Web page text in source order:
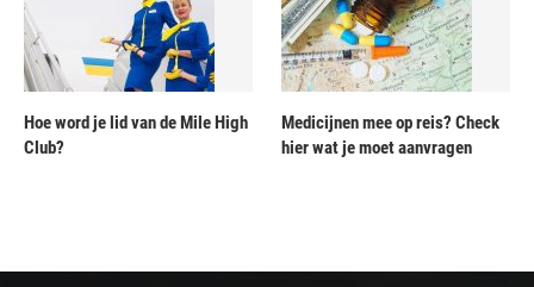
Hoe word je lid van de Mile High
Club?
Medicijnen mee op reis? Check
hier wat je moet aanvragen